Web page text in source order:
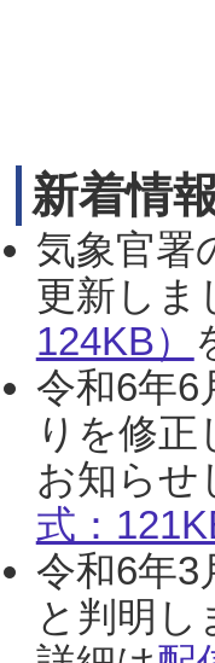
新着情報
気象官署
更新しま
124KB）
令和6年6
りを修
お知らせ
式：
令和6年3
と判明